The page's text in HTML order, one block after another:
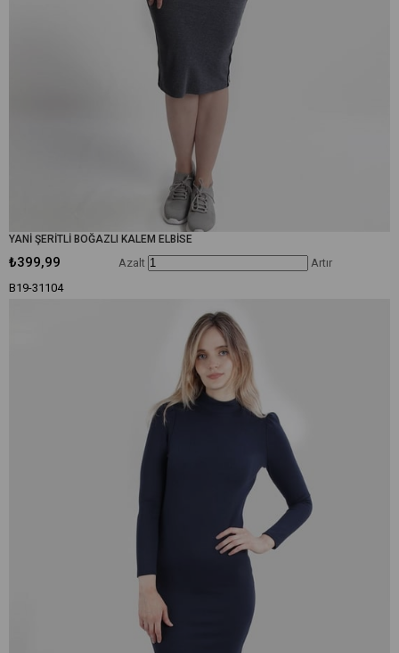
YANİ ŞERİTLİ BOĞAZLI KALEM ELBİSE
₺399,99
B19-31104
Azalt Artır